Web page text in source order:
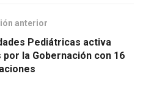
anterior
Pediátricas activa
la Gobernación con 16